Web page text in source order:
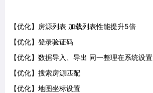
【优化】房源列表 加载列表性能提升5倍
【优化】登录验证码
【优化】数据导入、导出 同一整理在系统设置
【优化】搜索房源匹配
【优化】地图坐标设置